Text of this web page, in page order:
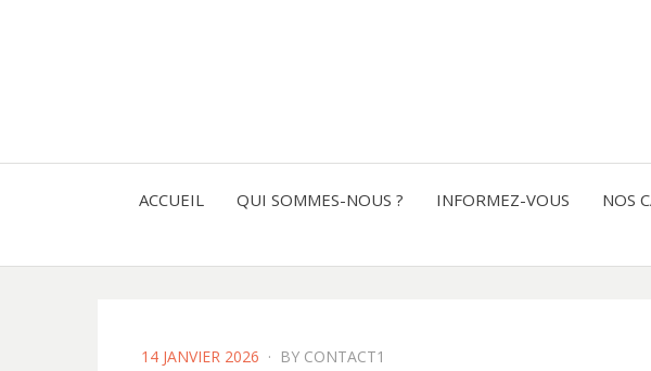
ACCUEIL QUI SOMMES-NOUS ? INFORMEZ-VOUS NOS
POSTED
14 JANVIER 2026 BY CONTACT1